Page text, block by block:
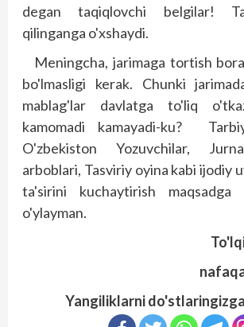
degan taqiqlovchi belgilar!
qilinganga o'xshaydi.
Meningcha, jarimaga tortish
bo'lmasligi kerak. Chunki
mablag'lar davlatga to'liq
kamomadi kamayadi-ku?
O'zbekiston Yozuvchilar,
arboblari, Tasviriy oyina kabi ijodiy
ta'sirini kuchaytirish maqsadga
o'ylayman.
Yangiliklarni